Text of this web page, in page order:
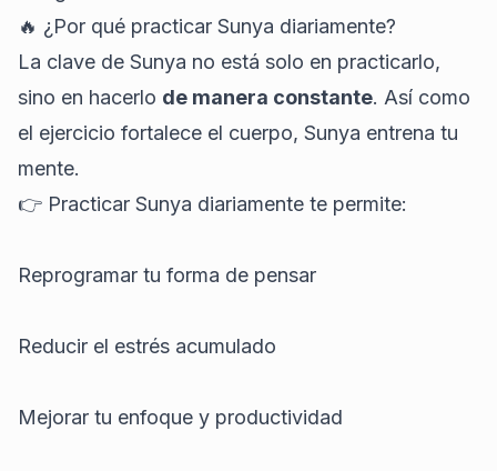
🔥 ¿Por qué practicar Sunya diariamente?
La clave de Sunya no está solo en practicarlo,
sino en hacerlo de manera constante. Así como
el ejercicio fortalece el cuerpo, Sunya entrena tu
mente.
👉 Practicar Sunya diariamente te permite:
Reprogramar tu forma de pensar
Reducir el estrés acumulado
Mejorar tu enfoque y productividad